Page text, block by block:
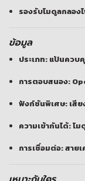
รองรับโมดูลกลอง
ข้อมูล
ประเภท: แป้นคว
การตอบสนอง:
ฟังก์ชันพิเศษ: เสีย
ความเข้ากันได้: โ
การเชื่อมต่อ: สาย